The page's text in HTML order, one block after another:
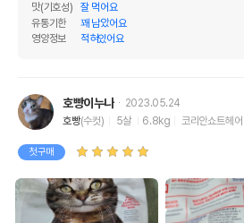
맛(기호성)
잘 먹어요
유통기한
꽤 남았어요
영양정보
적혀있어요
호빵이누나
2023.05.24
호빵(수컷) 5살 6.8kg 코리안쇼트헤어
첫구매